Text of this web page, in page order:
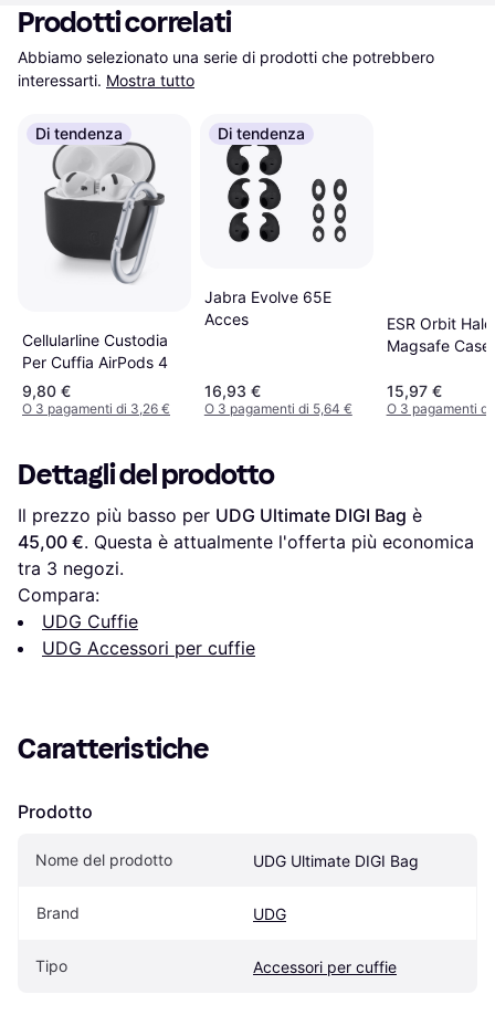
Prodotti correlati
Abbiamo selezionato una serie di prodotti che potrebbero
interessarti. Mostra tutto
Di tendenza
Cellularline Custodia
Per Cuffia AirPods 4
9,80 €
O 3 pagamenti di 3,26 €
Di tendenza
Jabra Evolve 65E
Acces
16,93 €
O 3 pagamenti di 5,64 €
ESR Orbit
Magsafe Case
Gen
15,97 €
O 3 pagamenti
Dettagli del prodotto
Il prezzo più basso per UDG Ultimate DIGI Bag
45,00 €. Questa è attualmente l'offerta più economica
tra 3 negozi.
Compara:
UDG Cuffie
UDG Accessori per cuffie
Caratteristiche
Prodotto
Nome del prodotto UDG Ultimate DIGI Bag
Brand UDG
Tipo Accessori per cuffie